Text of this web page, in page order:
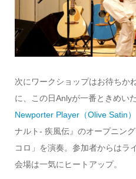
次にワークショップはお待ちか
に、この日Anlyが一番ときめ
Newporter Player（Olive Satin）
ナルト- 疾風伝』のオープニン
コロ」を演奏。参加者からはラ
会場は一気にヒートアップ。